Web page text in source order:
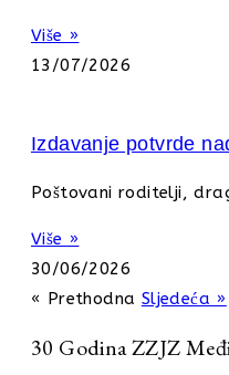
Više »
13/07/2026
Izdavanje potvrde
Poštovani roditelji,
Više »
30/06/2026
« Prethodna Sljedeća »
30 Godina ZZJZ